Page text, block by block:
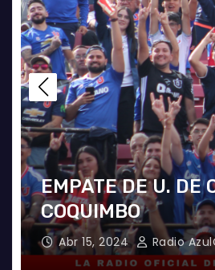
EMPATE DE U. DE
COQUIMBO
Abr 15, 2024 Radio